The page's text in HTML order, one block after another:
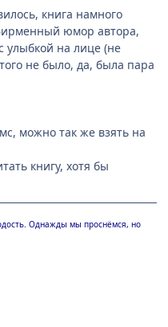
книга намного
юмор автора,
улыбкой на лице (не
не было, да, была пара
можно так же взять на
книгу, хотя бы
Однажды мы проснёмся, но